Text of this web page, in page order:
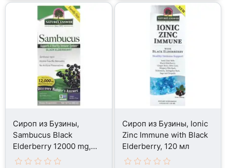
Сироп из Бузины,
Sambucus Black
Elderberry 12000 mg,
480 мл
Сироп из Бузины, Ionic
Zinc Immune with Black
Elderberry, 120 мл